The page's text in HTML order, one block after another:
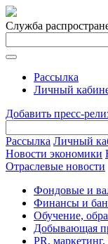
Служба
Рассылка
Личный
Добавить пресс-
Рассылка Личный
Новости экономики
Отраслевые новости
Фондовые и
Финансы и
Обучение,
Добывающая
PR, маркетинг,